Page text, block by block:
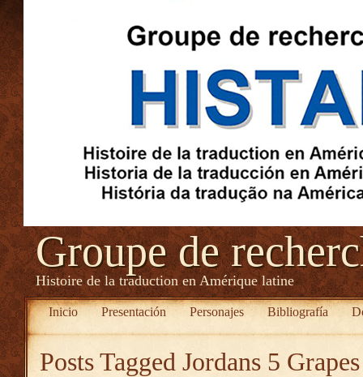
Groupe de
Histoire de la traduction en Amérique latine
Inicio Presentación Personajes Bibliografía
Posts Tagged Jordans 5 Grapes